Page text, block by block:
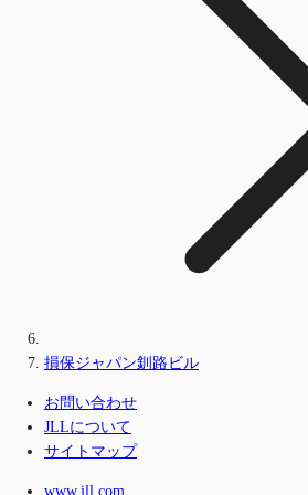
損保ジャパン釧路ビル
お問い合わせ
JLLについて
サイトマップ
www.jll.com